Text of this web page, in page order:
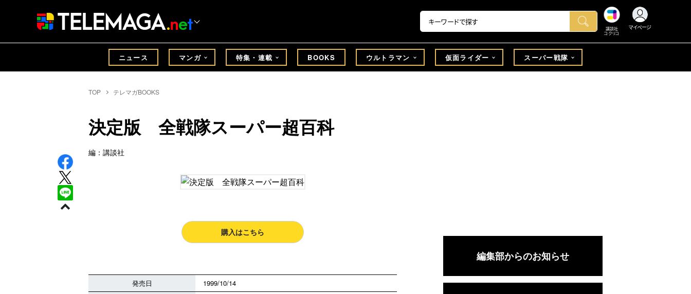
講談社
コクリコ
マイページ
ニュース マンガ 特集・連載 BOOKS ウルトラマン 仮面ライダー スーパー戦隊
TOP テレマガBOOKS
決定版 全戦隊スーパー超百科
編：講談社
購入はこちら
発売日
1999/10/14
編集部からのお知らせ